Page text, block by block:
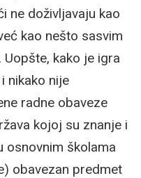
ne doživljavaju kao
kao nešto sasvim
kako je igra
nikako nije
radne obaveze
kojoj su znanje i
osnovnim školama
obavezan predmet